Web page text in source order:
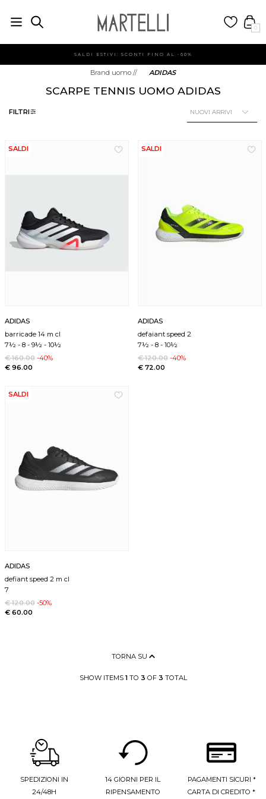
0
SALDI ESTIVI: SCONTI FINO AL -60%
Brand uomo // ADIDAS
FILTRI
SCARPE TENNIS UOMO ADIDAS
SALDI
ADIDAS
barricade 14 m cl
7½ -8 -9½ -10½
€ 160.00 -40%
€ 96.00
SALDI
ADIDAS
defaiant speed 2
7½ -8 -10½
€ 120.00 -40%
€ 72.00
SALDI
ADIDAS
defiant speed 2 m cl
7
€ 120.00 -50%
€ 60.00
TORNA SU
SHOW ITEMS 1TO 3 OF 3 TOTAL
SPEDIZIONI IN
24/48H
14 GIORNI PER IL
RIPENSAMENTO
PAGAMENTI SICURI *
CARTA DI CREDITO *